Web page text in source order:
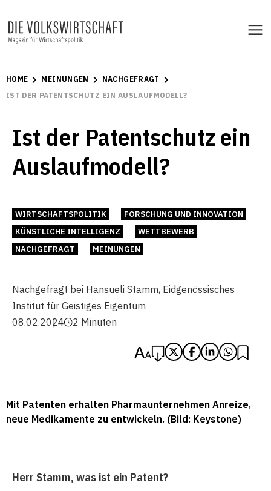
HOME MEINUNGEN
NACHGEFRAGT
IST DER PATENTSCHUTZ EIN AUSLAUFMODELL?
Ist der Patentschutz ein
Auslaufmodell?
WIRTSCHAFTSPOLITIK
FORSCHUNG UND INNOVATION
KÜNSTLICHE INTELLIGENZ
WETTBEWERB
NACHGEFRAGT
MEINUNGEN
Nachgefragt bei Hansueli Stamm, Eidgenössisches
Institut für Geistiges Eigentum
08.02.2024
2 Minuten
Mit Patenten erhalten Pharmaunternehmen Anreize,
neue Medikamente zu entwickeln. (Bild: Keystone)
Herr Stamm, was ist ein Patent?